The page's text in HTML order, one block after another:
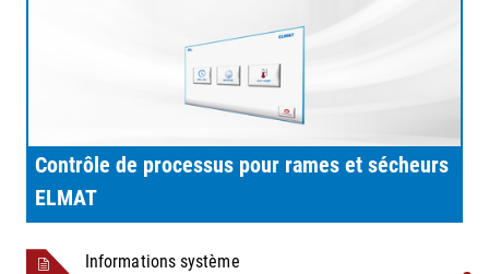
Entreprise
Formation
Contrôle de processus pour rames et sécheurs
ELMAT
Informations système